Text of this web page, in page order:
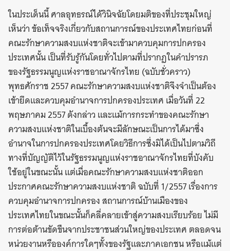
ในประเด็นนี้ ศาลอุทธรณ์ได้วินิจฉัยโดยมติของที่ประชุมใหญ่
เห็นว่า ข้อเท็จจริงเกี่ยวกับสถานการณ์ของประเทศไทยก่อนที่
คณะรักษาความสงบแห่งชาติจะเข้ามาควบคุมการปกครอง
ประเทศนั้น เป็นที่รับรู้กันโดยทั่วไปตามที่ปรากฏในคำปรารภ
ของรัฐธรรมนูญแห่งราชอาณาจักรไทย (ฉบับชั่วคราว)
พุทธศักราช 2557 คณะรักษาความสงบแห่งชาติจึงจำเป็นต้อง
เข้ายึดและควบคุมอำนาจการปกครองประเทศ เมื่อวันที่ 22
พฤษภาคม 2557 ดังกล่าว และแม้การกระทำของคณะรักษา
ความสงบแห่งชาติในเบื้องต้นจะมีลักษณะเป็นการได้มาซึ่ง
อำนาจในการปกครองประเทศโดยวิธีการซึ่งมิได้เป็นไปตามวิถี
ทางที่บัญญัติไว้ในรัฐธรรมนูญแห่งราชอาณาจักรไทยที่บังคับ
ใช้อยู่ในขณะนั้น แต่เมื่อคณะรักษาความสงบแห่งชาติออก
ประกาศคณะรักษาความสงบแห่งชาติ ฉบับที่ 1/2557 เรื่องการ
ควบคุมอำนาจการปกครอง สถานการณ์บ้านเมืองของ
ประเทศไทยในขณะนั้นก็คลี่คลายเข้าสู่ความสงบเรียบร้อย ไม่มี
การต่อต้านขัดขืนจากประชาชนส่วนใหญ่ของประเทศ ตลอดจน
หน่วยงานหรือองค์การใดๆทั้งของรัฐและภาคเอกชน หรือแม้แต่